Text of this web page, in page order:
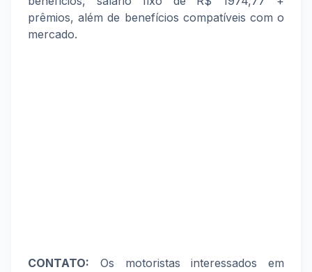
prêmios, além de benefícios compatíveis com o
mercado.
CONTATO: Os motoristas interessados em